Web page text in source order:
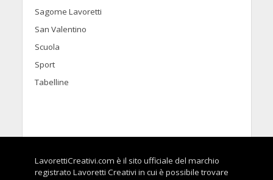
Sagome Lavoretti
San Valentino
Scuola
Sport
Tabelline
LavorettiCreativi.com è il sito ufficiale del marchio
registrato Lavoretti Creativi in cui è possibile trovare